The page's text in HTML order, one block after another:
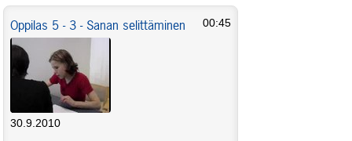
Oppilas 5 - 3 - Sanan selittäminen 00:45
30.9.2010